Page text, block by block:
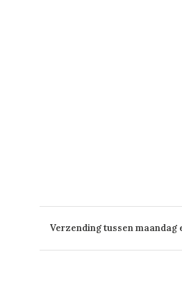
Verzending tussen maandag